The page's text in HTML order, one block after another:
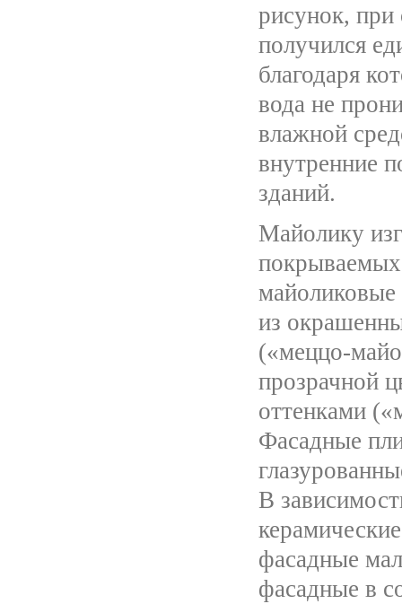
рисунок, при
получился
благодаря
вода не
влажной
внутренние
зданий.
Майолику
покрываемых
из
(«меццо-
прозрачной
оттенками
Фасадные
В
фасадные
фасадные в